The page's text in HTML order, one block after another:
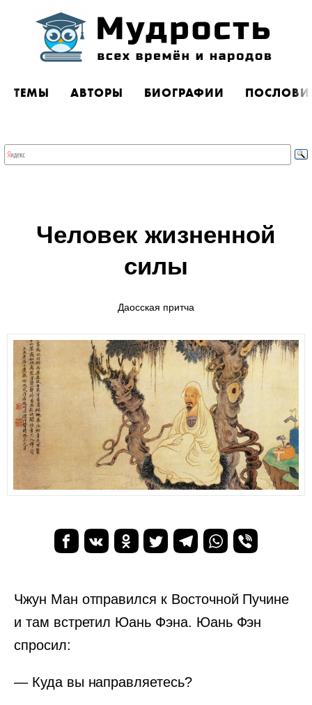
ТЕМЫ АВТОРЫ БИОГРАФИИ
Человек жизненной
силы
Даосская притча
Чжун Ман отправился к Восточной Пучине
и там встретил Юань Фэна. Юань Фэн
спросил:
— Куда вы направляетесь?